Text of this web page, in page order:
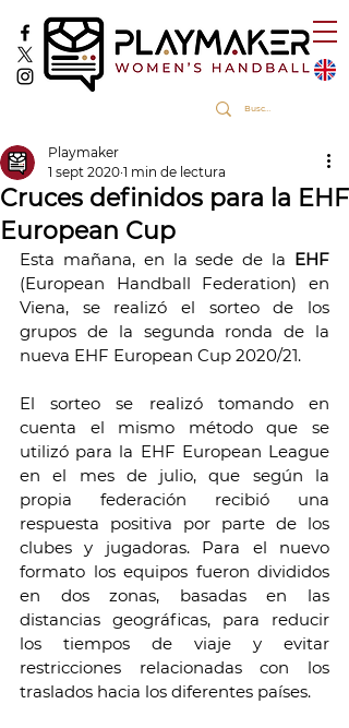
Cruces definidos para la EHF
European Cup
Playmaker
1 sept 2020 1 min de lectura
Esta mañana, en la sede de la EHF
(European Handball Federation) en
Viena, se realizó el sorteo de los
grupos de la segunda ronda de la
nueva EHF European Cup 2020/21.
El sorteo se realizó tomando en
cuenta el mismo método que se
utilizó para la EHF European League
en el mes de julio, que según la
propia federación recibió una
respuesta positiva por parte de los
clubes y jugadoras. Para el nuevo
formato los equipos fueron divididos
en dos zonas, basadas en las
distancias geográficas, para reducir
los tiempos de viaje y evitar
restricciones relacionadas con los
traslados hacia los diferentes países.